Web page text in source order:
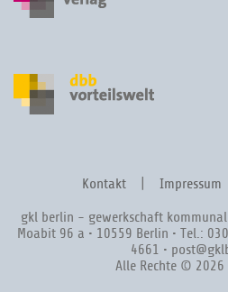
Kontakt Impressum
gkl berlin - gewerkschaft
Moabit 96 a • 10559 Berlin • Tel.:
4661 •
Alle Rechte © 2026